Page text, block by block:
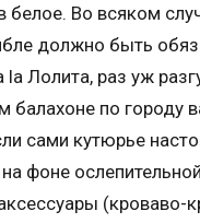
Во всяком
должно быть
Лолита, раз уж
балахоне по городу
сами кутюрье
фоне
(кроваво-